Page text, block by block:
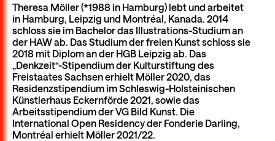
Theresa Möller (*1988 in Hamburg) lebt und arbeitet
in Hamburg, Leipzig und Montréal, Kanada. 2014
schloss sie im Bachelor das Illustrations-Studium an
der HAW ab. Das Studium der freien Kunst schloss sie
2018 mit Diplom an der HGB Leipzig ab. Das
„Denkzeit“-Stipendium der Kultur­stiftung des
Freistaates Sachsen erhielt Möller 2020, das
Residenzstipendium im Schleswig-Holsteinischen
Künstlerhaus Eckern­förde 2021, sowie das
Arbeitsstipendium der VG Bild Kunst. Die
International Open Residency der Fonderie Darling,
Montréal erhielt Möller 2021/22.